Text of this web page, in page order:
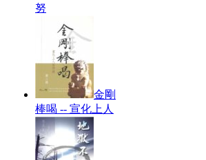
努
金剛
棒喝 -- 宣化上人